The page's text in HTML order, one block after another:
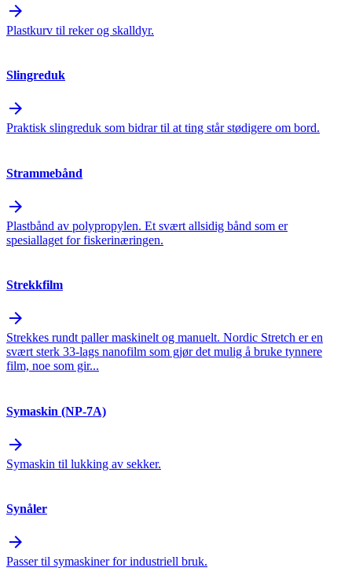
arrow_forward
Plastkurv til reker og skalldyr.
Slingreduk
arrow_forward
Praktisk slingreduk som bidrar til at ting står stødigere om bord.
Strammebånd
arrow_forward
Plastbånd av polypropylen. Et svært allsidig bånd som er
spesiallaget for fiskerinæringen.
Strekkfilm
arrow_forward
Strekkes rundt paller maskinelt og manuelt. Nordic Stretch er en
svært sterk 33-lags nanofilm som gjør det mulig å bruke tynnere
film, noe som gir...
Symaskin (NP-7A)
arrow_forward
Symaskin til lukking av sekker.
Synåler
arrow_forward
Passer til symaskiner for industriell bruk.